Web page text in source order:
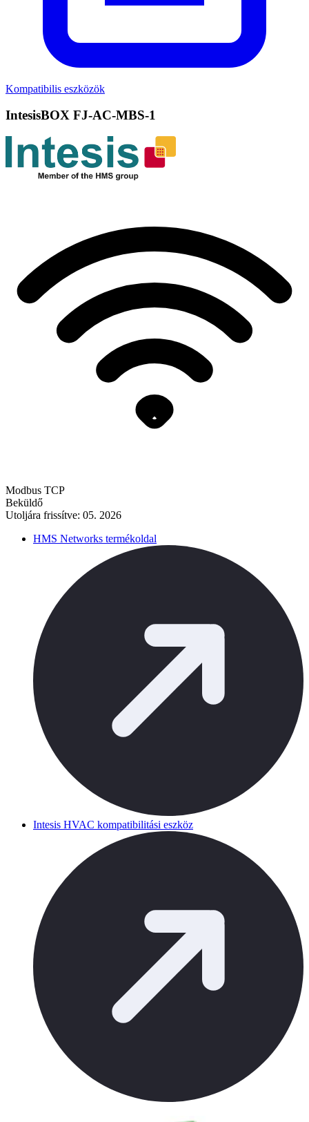
Kompatibilis eszközök
IntesisBOX FJ-AC-MBS-1
Modbus TCP
Beküldő
Utoljára frissítve: 05. 2026
HMS Networks termékoldal
Intesis HVAC kompatibilitási eszköz